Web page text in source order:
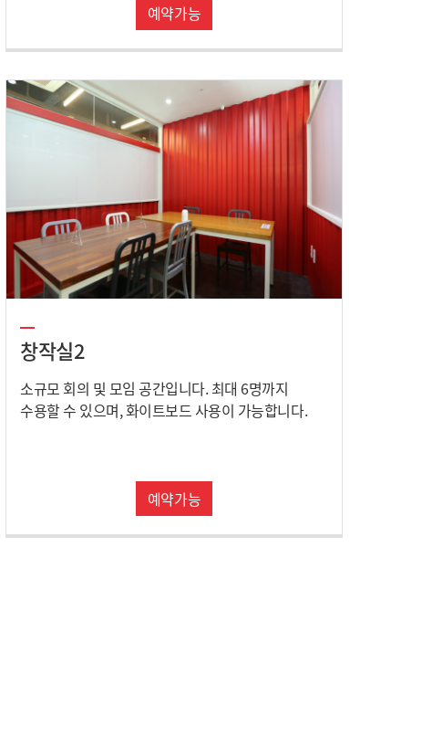
예약가능
창작실2
소규모 회의 및 모임 공간입니다. 최대 6명까지
수용할 수 있으며, 화이트보드 사용이 가능합니다.
예약가능